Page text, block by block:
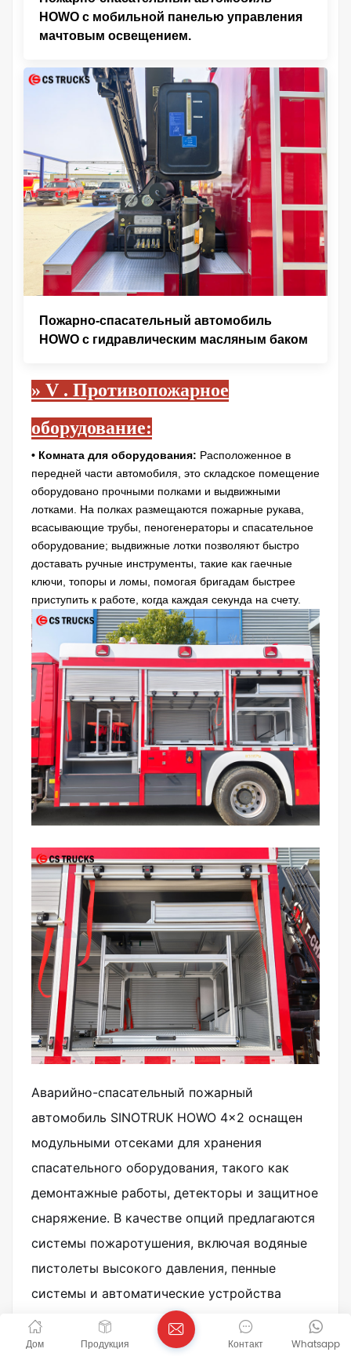
HOWO с мобильной панелью управления
мачтовым освещением.
Пожарно-спасательный автомобиль
HOWO с гидравлическим масляным баком
» V . Противопожарное
оборудование:
• Комната для оборудования: Расположенное в
передней части автомобиля, это складское помещение
оборудовано прочными полками и выдвижными
лотками. На полках размещаются пожарные рукава,
всасывающие трубы, пеногенераторы и спасательное
оборудование; выдвижные лотки позволяют быстро
доставать ручные инструменты, такие как гаечные
ключи, топоры и ломы, помогая бригадам быстрее
приступить к работе, когда каждая секунда на счету.
Аварийно-спасательный пожарный
автомобиль SINOTRUK HOWO 4×2 оснащен
модульными отсеками для хранения
спасательного оборудования, такого как
демонтажные работы, детекторы и защитное
снаряжение. В качестве опций предлагаются
системы пожаротушения, включая водяные
пистолеты высокого давления, пенные
системы и автоматические устройства
пожаротушения, обеспечивающие
комплексные возможности пожаротушения.
Дом Продукция Whatsapp
Контакт